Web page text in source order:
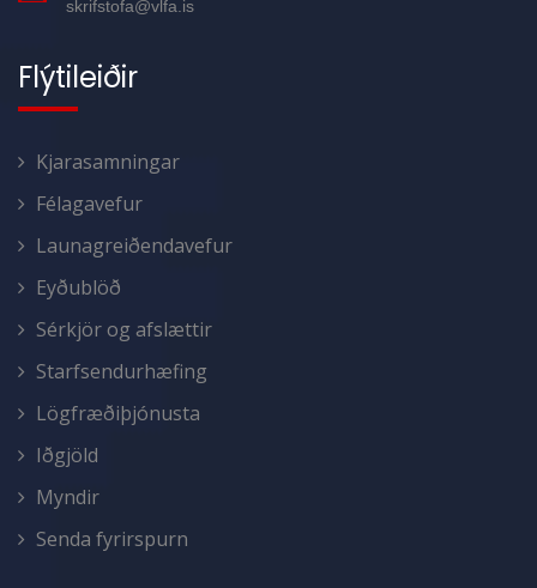
skrifstofa@vlfa.is
Flýtileiðir
Kjarasamningar
Félagavefur
Launagreiðendavefur
Eyðublöð
Sérkjör og afslættir
Starfsendurhæfing
Lögfræðiþjónusta
Iðgjöld
Myndir
Senda fyrirspurn